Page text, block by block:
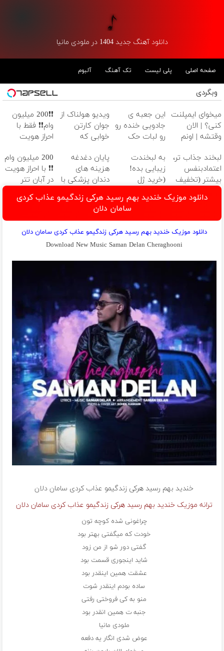
دانلود آهنگ جدید 1404 در ملودی مانیا
صفحه اصلی پلی لیست تک آهنگ آلبوم
وبگردی
میخوای ایمپلنت
کنی؟ | الان
وقتشه | اونم
میلیون تومان!!!
این جعبه ی
جادویی خنده رو
رو لبات حک
خرید40%تخفیف
ویدیو هولناک از
جوان کارتن
خوابی که
آموزش رایگان
❗❗200 میلیون
وام❗❗ فقط با
احراز هویت
لبخند جذاب تر،
اعتمادبنفس
بیشتر (تخفیف
تا امشب)
به لبخندت
زیبایی بده!
(خرید ژل
دندان
پایان دغدغه
هزینه های
دندان پزشکی با
کننده خانگی
200 میلیون وام
❗❗ با احراز هویت
در آبان تتر
دانلود موزیک خندید بهم رسید هرکی زندگیمو عذاب کردی
سامان دلان
دانلود موزیک خندید بهم رسید هرکی زندگیمو عذاب کردی سامان دلان
Download New Music Saman Delan Cheraghooni
خندید بهم رسید هرکی زندگیمو عذاب کردی سامان دلان
ترانه موزیک خندید بهم رسید هرکی زندگیمو عذاب کردی سامان دلان
چراغونی شده کوچه تون
خودت که میگفتی بهتر بود
گفتی دور شو از من زود
شاید اینجوری قسمت بود
عشقت همین اینقدر بود
ساده بودم اینقدر شوت
منو به کی فروختی رفتی
جنبه ت همین انقدر بود
ملودی مانیا
عوض شدی انگار یه دفعه